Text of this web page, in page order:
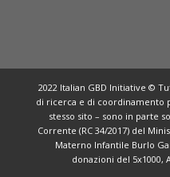
2022 Italian GBD Initiative ©
di ricerca e di coordinamento
stesso sito – sono in parte
Corrente (RC 34/2017) del
Materno Infantile Burlo
donazioni del 5x1000,